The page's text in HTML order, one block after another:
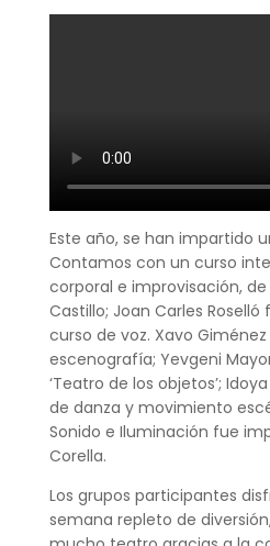
Este año, se han impartido
Contamos con un curso
corporal e improvisación,
Castillo; Joan Carles
curso de voz. Xavo
escenografía; Yevgeni
‘Teatro de los objetos’;
de danza y movimiento
Sonido e Iluminación fue
Corella.
Los grupos participantes
semana repleto de